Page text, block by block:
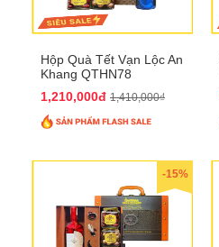
Hộp Quà Tết Vạn Lộc An
Khang QTHN78
1,210,000đ 1,410,000₫
-15%